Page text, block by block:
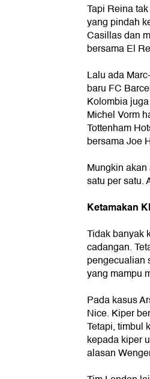
Tapi Reina
yang pindah
Casillas dan
bersama El
Lalu ada
baru FC
Kolombia
Michel Vorm
Tottenham
bersama Joe
Mungkin
satu per satu.
Ketamakan
Tidak banyak
cadangan.
pengecualian
yang mampu
Pada kasus
Nice. Kiper
Tetapi, timbul
kepada kiper
alasan